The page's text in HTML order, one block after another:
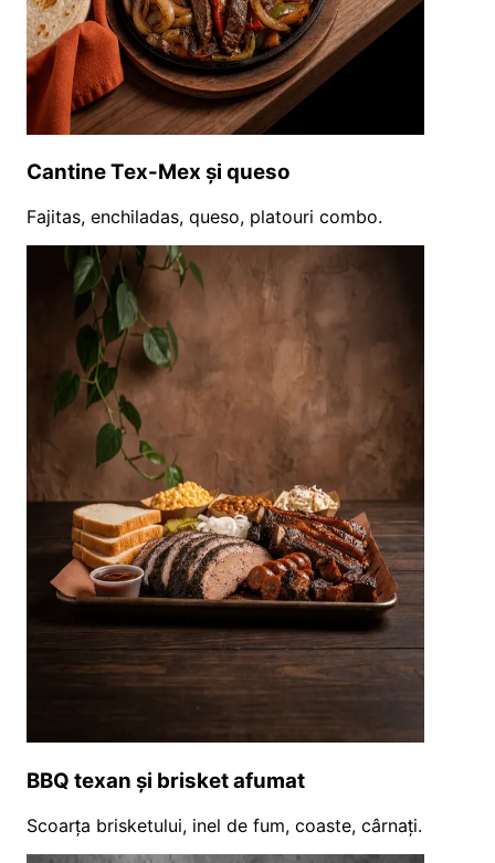
Cantine Tex-Mex și queso
Fajitas, enchiladas, queso, platouri combo.
BBQ texan și brisket afumat
Scoarța brisketului, inel de fum, coaste, cârnați.